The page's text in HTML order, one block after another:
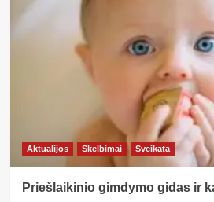
ūkio
naudmenų
deklaravimas
2026
Aktualijos Skelbimai Sveikata
Priešlaikinio gimdymo gidas ir